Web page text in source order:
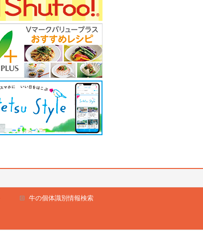
牛の個体識別情報検索